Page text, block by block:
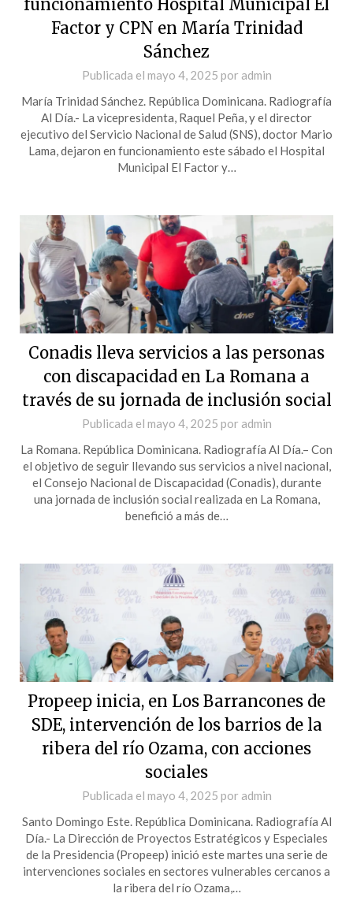
funcionamiento Hospital Municipal El
Factor y CPN en María Trinidad
Sánchez
Publicada el mayo 4, 2025 por admin
María Trinidad Sánchez. República Dominicana. Radiografía
Al Día.- La vicepresidenta, Raquel Peña, y el director
ejecutivo del Servicio Nacional de Salud (SNS), doctor Mario
Lama, dejaron en funcionamiento este sábado el Hospital
Municipal El Factor y…
Conadis lleva servicios a las personas
con discapacidad en La Romana a
través de su jornada de inclusión social
Publicada el mayo 4, 2025 por admin
La Romana. República Dominicana. Radiografía Al Día.– Con
el objetivo de seguir llevando sus servicios a nivel nacional,
el Consejo Nacional de Discapacidad (Conadis), durante
una jornada de inclusión social realizada en La Romana,
benefició a más de…
Propeep inicia, en Los Barrancones de
SDE, intervención de los barrios de la
ribera del río Ozama, con acciones
sociales
Publicada el mayo 4, 2025 por admin
Santo Domingo Este. República Dominicana. Radiografía Al
Día.- La Dirección de Proyectos Estratégicos y Especiales
de la Presidencia (Propeep) inició este martes una serie de
intervenciones sociales en sectores vulnerables cercanos a
la ribera del río Ozama,…